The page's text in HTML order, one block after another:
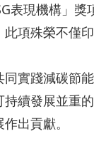
表現機構」獎
項殊榮不僅
實踐減碳節能
續發展並重
出貢獻。